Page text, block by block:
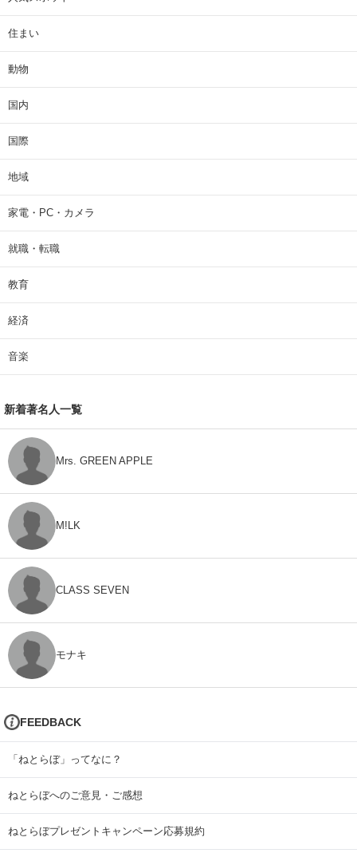
住まい
動物
国内
国際
地域
家電・PC・カメラ
就職・転職
教育
経済
音楽
新着著名人一覧
Mrs. GREEN APPLE
M!LK
CLASS SEVEN
モナキ
FEEDBACK
「ねとらぼ」ってなに？
ねとらぼへのご意見・ご感想
ねとらぼプレゼントキャンペーン応募規約